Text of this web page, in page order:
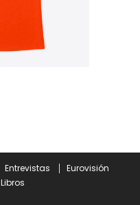
Entrevistas
Eurovisión
Libros